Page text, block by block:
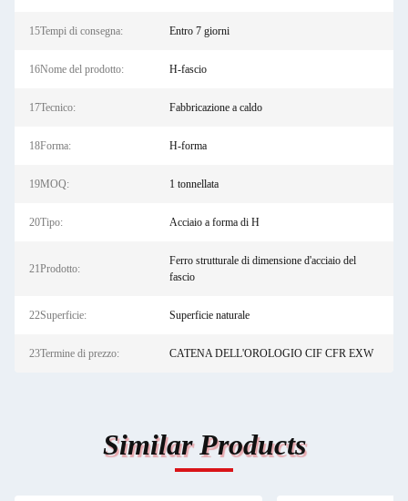
15Tempi di consegna: Entro 7 giorni
16Nome del prodotto: H-fascio
17Tecnico: Fabbricazione a caldo
18Forma: H-forma
19MOQ: 1 tonnellata
20Tipo: Acciaio a forma di H
21Prodotto:
Ferro strutturale di dimensione d'acciaio del
fascio
22Superficie: Superficie naturale
23Termine di prezzo: CATENA DELL'OROLOGIO CIF CFR EXW
Similar Products